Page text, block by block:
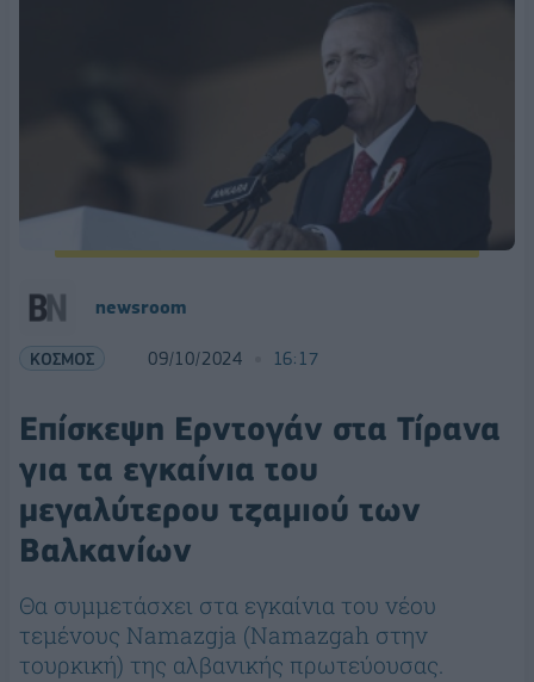
newsroom
ΚΟΣΜΟΣ 09/10/2024 16:17
Επίσκεψη Ερντογάν στα Τίρανα
για τα εγκαίνια του
μεγαλύτερου τζαμιού των
Βαλκανίων
Θα συμμετάσχει στα εγκαίνια του νέου
τεμένους Namazgja (Namazgah στην
τουρκική) της αλβανικής πρωτεύουσας.